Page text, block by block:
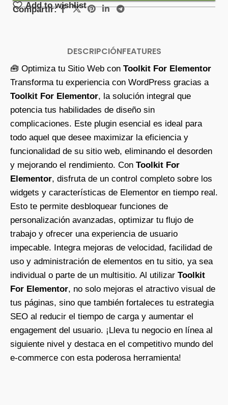
Add to wishlist
Compartir:
DESCRIPCIÓNFEATURES
🧰 Optimiza tu Sitio Web con Toolkit For Elementor
Transforma tu experiencia con WordPress gracias a
Toolkit For Elementor, la solución integral que
potencia tus habilidades de diseño sin
complicaciones. Este plugin esencial es ideal para
todo aquel que desee maximizar la eficiencia y
funcionalidad de su sitio web, eliminando el desorden
y mejorando el rendimiento. Con Toolkit For
Elementor, disfruta de un control completo sobre los
widgets y características de Elementor en tiempo real.
Esto te permite desbloquear funciones de
personalización avanzadas, optimizar tu flujo de
trabajo y ofrecer una experiencia de usuario
impecable. Integra mejoras de velocidad, facilidad de
uso y administración de elementos en tu sitio, ya sea
individual o parte de un multisitio. Al utilizar Toolkit
For Elementor, no solo mejoras el atractivo visual de
tus páginas, sino que también fortaleces tu estrategia
SEO al reducir el tiempo de carga y aumentar el
engagement del usuario. ¡Lleva tu negocio en línea al
siguiente nivel y destaca en el competitivo mundo del
e-commerce con esta poderosa herramienta!